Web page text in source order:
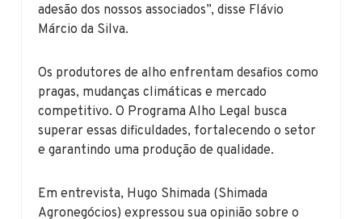
adesão dos nossos associados”, disse Flávio
Márcio da Silva.
Os produtores de alho enfrentam desafios como
pragas, mudanças climáticas e mercado
competitivo. O Programa Alho Legal busca
superar essas dificuldades, fortalecendo o setor
e garantindo uma produção de qualidade.
Em entrevista, Hugo Shimada (Shimada
Agronegócios) expressou sua opinião sobre o